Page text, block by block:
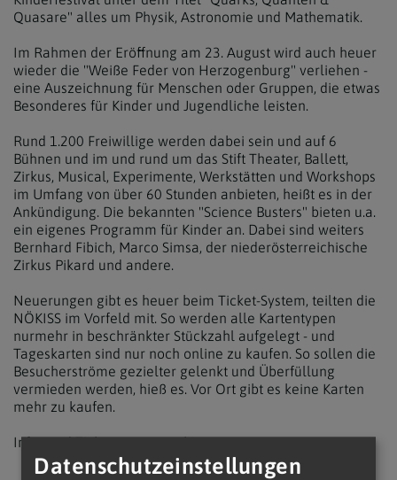
Quasare" alles um Physik, Astronomie und Mathematik.
Im Rahmen der Eröffnung am 23. August wird auch heuer
wieder die "Weiße Feder von Herzogenburg" verliehen -
eine Auszeichnung für Menschen oder Gruppen, die etwas
Besonderes für Kinder und Jugendliche leisten.
Rund 1.200 Freiwillige werden dabei sein und auf 6
Bühnen und im und rund um das Stift Theater, Ballett,
Zirkus, Musical, Experimente, Werkstätten und Workshops
im Umfang von über 60 Stunden anbieten, heißt es in der
Ankündigung. Die bekannten "Science Busters" bieten u.a.
ein eigenes Programm für Kinder an. Dabei sind weiters
Bernhard Fibich, Marco Simsa, der niederösterreichische
Zirkus Pikard und andere.
Neuerungen gibt es heuer beim Ticket-System, teilten die
NÖKISS im Vorfeld mit. So werden alle Kartentypen
nurmehr in beschränkter Stückzahl aufgelegt - und
Tageskarten sind nur noch online zu kaufen. So sollen die
Besucherströme gezielter gelenkt und Überfüllung
vermieden werden, hieß es. Vor Ort gibt es keine Karten
mehr zu kaufen.
Infos und Tickets:www.noekiss.at
Datenschutzeinstellungen